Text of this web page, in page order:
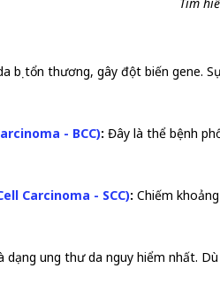
bị tổn thương, gây đột biến gene.
- BCC): Đây là thể bệnh
Carcinoma - SCC): Chiếm
dạng ung thư da nguy hiểm nhất.